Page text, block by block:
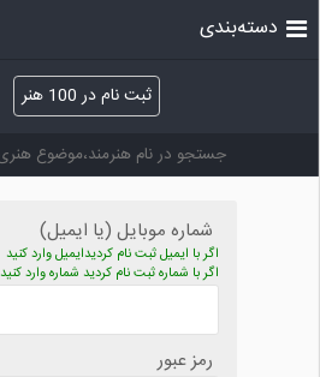
ثبت نام در 100 هنر
دسته‌بندی
شماره موبایل (یا ایمیل)
اگر با ایمیل ثبت نام کردیدایمیل وارد کنید
اگر با شماره ثبت نام کردید شماره وارد کنید 9129876543
رمز عبور